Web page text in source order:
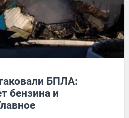
БПЛА:
бензина и